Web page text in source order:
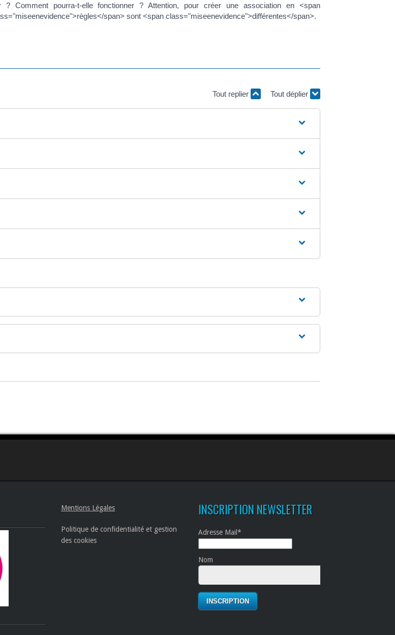
Comment pourra-t-elle fonctionner ? Attention, pour créer une association en <span
span> sont <span class="miseenevidence">différentes</span>.
Tout replier Tout déplier
Mentions Légales
Politique de confidentialité et gestion
des cookies
INSCRIPTION NEWSLETTER
Adresse Mail*
Nom